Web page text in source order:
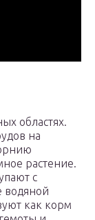
областях.
на
растение.
с
водяной
как корм